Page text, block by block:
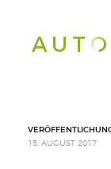
15. AUGUST 2017